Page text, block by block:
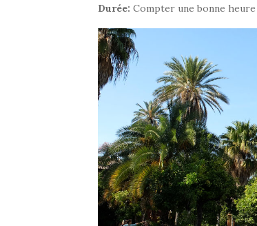
Durée: Compter une bonne